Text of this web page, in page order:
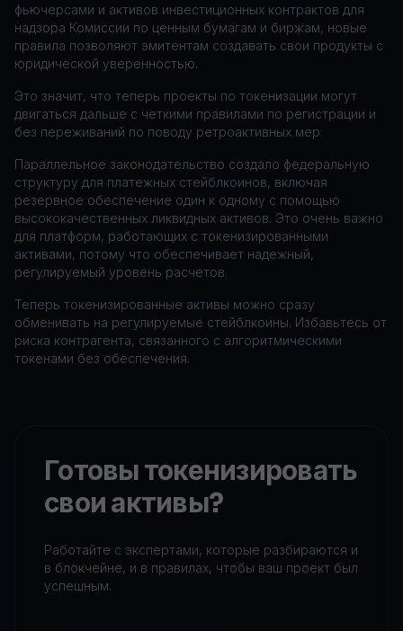
фьючерсами и активов инвестиционных контрактов для
надзора Комиссии по ценным бумагам и биржам, новые
правила позволяют эмитентам создавать свои продукты с
юридической уверенностью.
Это значит, что теперь проекты по токенизации могут
двигаться дальше с четкими правилами по регистрации и
без переживаний по поводу ретроактивных мер.
Параллельное законодательство создало федеральную
структуру для платежных стейблкоинов, включая
резервное обеспечение один к одному с помощью
высококачественных ликвидных активов. Это очень важно
для платформ, работающих с токенизированными
активами, потому что обеспечивает надежный,
регулируемый уровень расчетов.
Теперь токенизированные активы можно сразу
обменивать на регулируемые стейблкоины. Избавьтесь от
риска контрагента, связанного с алгоритмическими
токенами без обеспечения.
Готовы токенизировать
свои активы?
Работайте с экспертами, которые разбираются и
в блокчейне, и в правилах, чтобы ваш проект был
успешным.